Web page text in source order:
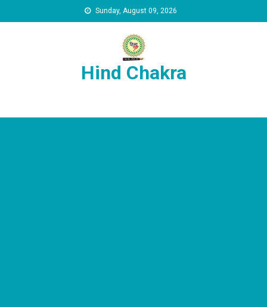
Sunday, August 09, 2026
Hind Chakra